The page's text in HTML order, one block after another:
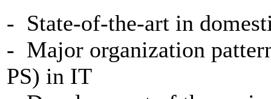
- State-of-the-art in
- Major organization
PS) in IT